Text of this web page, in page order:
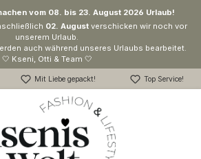
vom 08. bis 23. August 2026 Urlaub!
02. August verschicken wir noch vor
unserem Urlaub.
auch während unseres Urlaubs bearbeitet.
🤍 Kseni, Otti & Team 🤍
Mit Liebe gepackt! Top Service!